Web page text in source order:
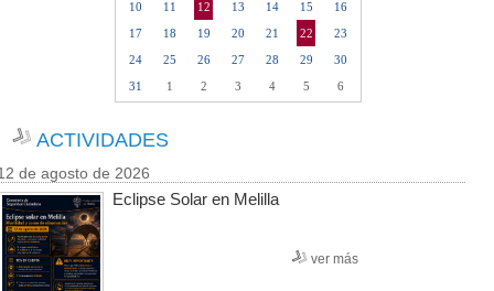
10
11 12 13 14 15
16
17
18 19 20 21 22
23
24
25 26 27 28 29
30
31
1 2 3 4 5 6
ACTIVIDADES
de agosto de 2026
Eclipse Solar en Melilla
ver más